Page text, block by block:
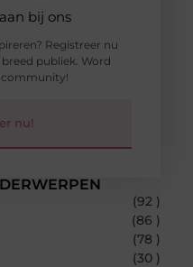
(92 )
(86 )
(78 )
(30 )
aan bij ons
Registreer nu
publiek. Word
community!
nu!